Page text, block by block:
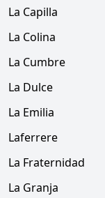
La Capilla
La Colina
La Cumbre
La Dulce
La Emilia
Laferrere
La Fraternidad
La Granja